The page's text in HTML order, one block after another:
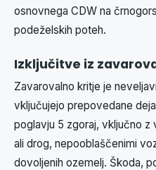
osnovnega CDW na
podeželskih poteh.
Izključitve iz
Zavarovalno kritje je
vključujejo prepovedane
poglavju 5 zgoraj, vključno z
ali drog, nepooblaščenimi
dovoljenih ozemelj. Škoda,